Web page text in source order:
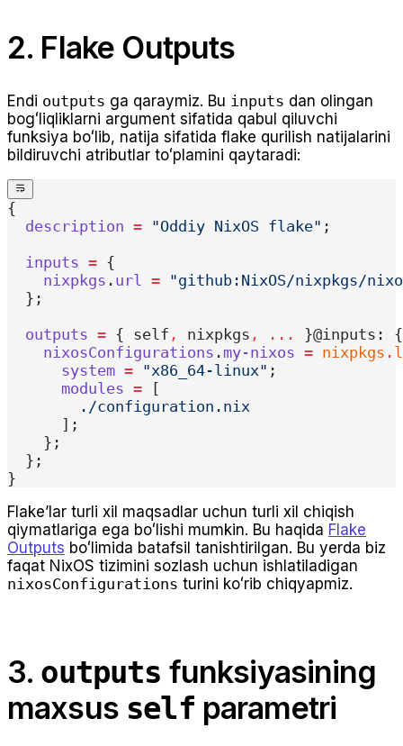
2. Flake Outputs
Endi outputs ga qaraymiz. Bu inputs dan olingan
bogʻliqliklarni argument sifatida qabul qiluvchi
funksiya boʻlib, natija sifatida flake qurilish natijalarini
bildiruvchi atributlar toʻplamini qaytaradi:
{
  description
= "Oddiy NixOS flake" ;
  inputs
= {
    nixpkgs
. url = "github:NixOS/nixpkgs/
  };
  outputs
= { self , nixpkgs , ... }@inputs: {
    nixosConfigurations
. my-nixos = nixpkgs .
      system
= "x86_64-linux" ;
      modules
= [
        ./configuration.nix
      ];
    };
  };
}
Flakeʼlar turli xil maqsadlar uchun turli xil chiqish
qiymatlariga ega boʻlishi mumkin. Bu haqida Flake
Outputs boʻlimida batafsil tanishtirilgan. Bu yerda biz
faqat NixOS tizimini sozlash uchun ishlatiladigan
nixosConfigurations turini koʻrib chiqyapmiz.
3. outputs funksiyasining
maxsus self parametri